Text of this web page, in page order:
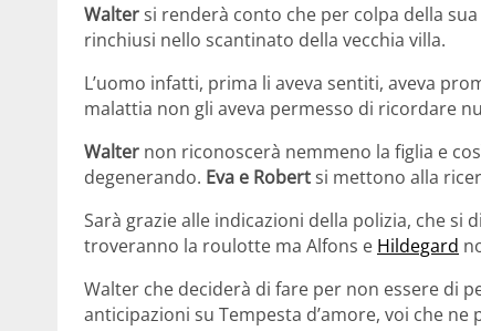
Waltersi renderà conto che per colpa della
rinchiusi nello scantinato della vecchia villa.
L’uomo infatti, prima li aveva sentiti, aveva
malattia non gli aveva permesso di ricordare
Walter non riconoscerà nemmeno la figlia e
degenerando. Eva e Robertsi mettono alla
Sarà grazie alle indicazioni della polizia, che
troveranno la roulotte ma Alfons e Hildegard
Walter che deciderà di fare per non essere di
anticipazioni su Tempesta d’amore, voi che ne